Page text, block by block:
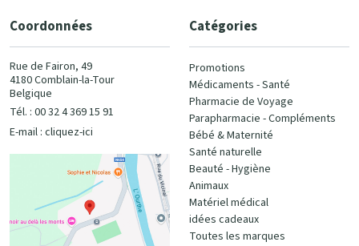
Coordonnées
Rue de Fairon, 49
4180 Comblain-la-Tour
Belgique
Tél. : 00 32 4 369 15 91
E-mail : cliquez-ici
Catégories
Promotions
Médicaments - Santé
Pharmacie de Voyage
Parapharmacie - Compléments
Bébé & Maternité
Santé naturelle
Beauté - Hygiène
Animaux
Matériel médical
idées cadeaux
Toutes les marques